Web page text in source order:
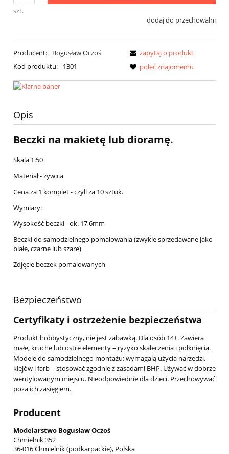
szt.
dodaj do przechowalni
Producent:
Bogusław Oczoś
Kod produktu:
1301
zapytaj o produkt
poleć znajomemu
Opis
Beczki na makietę lub dioramę.
Skala 1:50
Materiał - żywica
Cena za 1 komplet - czyli za 10 sztuk.
Wymiary:
Wysokość beczki - ok. 17,6mm
Beczki do samodzielnego pomalowania (zwykle sprzedawane jako
białe, czarne lub szare)
Zdjęcie beczek pomalowanych
Bezpieczeństwo
Certyfikaty i ostrzeżenie bezpieczeństwa
Produkt hobbystyczny, nie jest zabawką. Dla osób 14+. Zawiera
małe, kruche lub ostre elementy – ryzyko skaleczenia i połknięcia.
Modele do samodzielnego montażu; wymagają użycia narzędzi,
klejów i farb – stosować zgodnie z zasadami BHP. Używać w dobrze
wentylowanym miejscu. Nieodpowiednie dla dzieci. Przechowywać
poza ich zasięgiem.
Producent
Modelarstwo Bogusław Oczoś
Chmielnik 352
36-016 Chmielnik (podkarpackie), Polska